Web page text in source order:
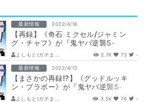
最新情報 2022/4/18
【再録】《奇石 ミクセル/ジャミン
グ・チャフ》が『鬼ヤバ逆襲S-
MAX!!』に収録判明！
よしもと(ガチま... 2.7K 73 -
最新情報 2022/4/13
【まさかの再録!?】《グッドルッキ
ン・ブラボー》が『鬼ヤバ逆襲S-
MAX!!』に収録判明！
よしもと(ガチま... 3.5K 76 -